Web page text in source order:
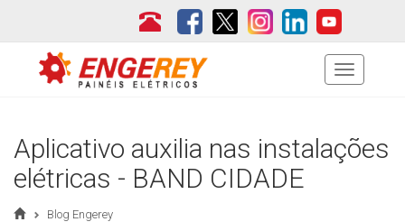
Menu
Aplicativo auxilia nas instalações
elétricas - BAND CIDADE
Blog Engerey